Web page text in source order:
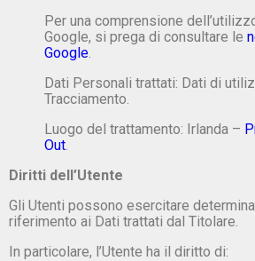
Per una comprensione
Google, si prega di consultare le
Google
Dati Personali trattati: Dati di
Tracciamento.
Luogo del trattamento: Irlanda –
Out
Diritti dell’Utente
Gli Utenti possono esercitare
riferimento ai Dati trattati dal Titolare.
In particolare, l’Utente ha il diritto di: